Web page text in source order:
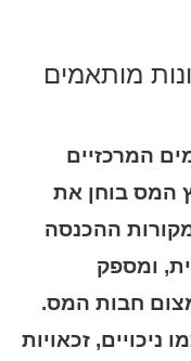
מותאמים
המרכזיים
המס בוחן את
ההכנסה
ומספק
חבות המס.
ניכויים, זכאויות